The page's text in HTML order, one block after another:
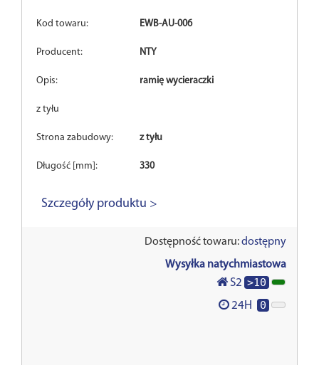
Kod towaru: EWB-AU-006
Producent: NTY
Opis: ramię wycieraczki
z tyłu
Strona zabudowy: z tyłu
Długość [mm]: 330
Szczegóły produktu >
Dostępność towaru:dostępny
Wysyłka natychmiastowa
S2 >10
24H 0